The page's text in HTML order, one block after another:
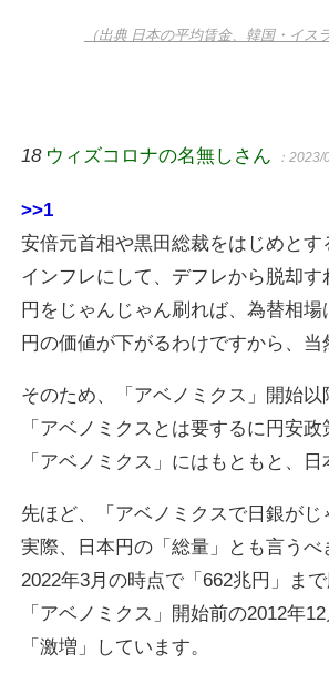
（出典 日本の平均賃金、韓国・イ
18 ウィズコロナの名無しさん ：
>>1
安倍元首相や黒田総裁をはじめとす
インフレにして、デフレから脱却
円をじゃんじゃん刷れば、為替相場
円の価値が下がるわけですから、
そのため、「アベノミクス」開始以
「アベノミクスとは要するに円安
「アベノミクス」にはもともと、
先ほど、「アベノミクスで日銀がじ
実際、日本円の「総量」とも言うべ
2022年3月の時点で「662兆円」まで
「アベノミクス」開始前の2012年
「激増」しています。